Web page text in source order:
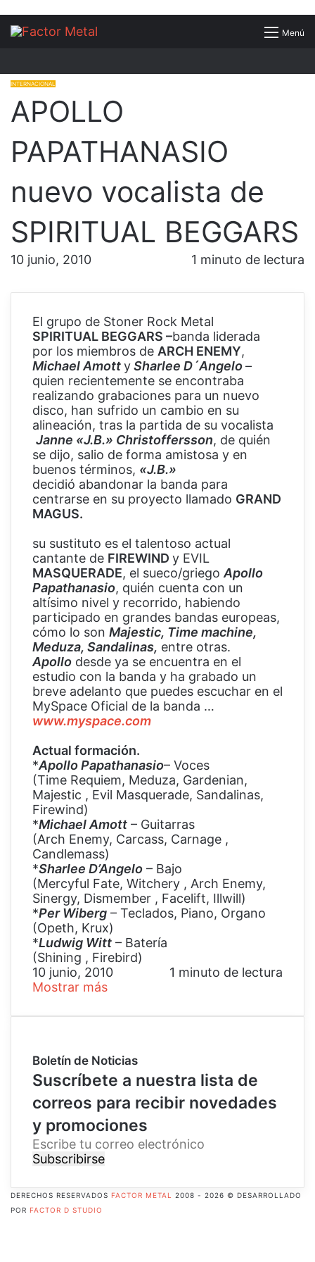
Menú
Buscar
INTERNACIONAL
APOLLO
PAPATHANASIO
nuevo vocalista de
SPIRITUAL BEGGARS
10 junio, 2010 1 minuto de lectura
El grupo de Stoner Rock Metal
SPIRITUAL BEGGARS –banda liderada
por los miembros de ARCH ENEMY,
Michael AmottySharlee D´Angelo–
quien recientemente se encontraba
realizando grabaciones para un nuevo
disco, han sufrido un cambio en su
alineación, tras la partida de su vocalista
Janne «J.B.» Christoffersson, de quién
se dijo, salio de forma amistosa y en
buenos términos, «J.B.»
decidió abandonar la banda para
centrarse en su proyecto llamado GRAND
MAGUS.
su sustituto es el talentoso actual
cantante de FIREWIND y EVIL
MASQUERADE, el sueco/griego Apollo
Papathanasio, quién cuenta con un
altísimo nivel y recorrido, habiendo
participado en grandes bandas europeas,
cómo lo son Majestic, Time machine,
Meduza, Sandalinas, entre otras.
Apollo desde ya se encuentra en el
estudio con la banda y ha grabado un
breve adelanto que puedes escuchar en el
MySpace Oficial de la banda …
www.myspace.com
Actual formación.
*Apollo Papathanasio– Voces
(Time Requiem, Meduza, Gardenian,
Majestic , Evil Masquerade, Sandalinas,
Firewind)
*Michael Amott – Guitarras
(Arch Enemy, Carcass, Carnage ,
Candlemass)
*Sharlee D’Angelo – Bajo
(Mercyful Fate, Witchery , Arch Enemy,
Sinergy, Dismember , Facelift, Illwill)
*Per Wiberg – Teclados, Piano, Organo
(Opeth, Krux)
*Ludwig Witt – Batería
(Shining , Firebird)
10 junio, 2010
1 minuto de lectura
Mostrar más
Boletín de Noticias
Suscríbete a nuestra lista de
correos para recibir novedades
y promociones
E
s
r
DERECHOS RESERVADOS FACTOR METAL
2008 - 2026 © DESARROLLADO
POR FACTOR D STUDIO